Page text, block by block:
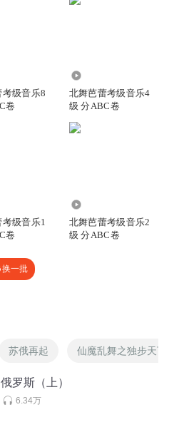
级音乐8
卷
北舞芭蕾考级音乐4
级 分ABC卷
级音乐1
卷
北舞芭蕾考级音乐2
级 分ABC卷
换一批
苏俄再起 仙魔乱舞之独步天下
罗斯（上）
6.34万